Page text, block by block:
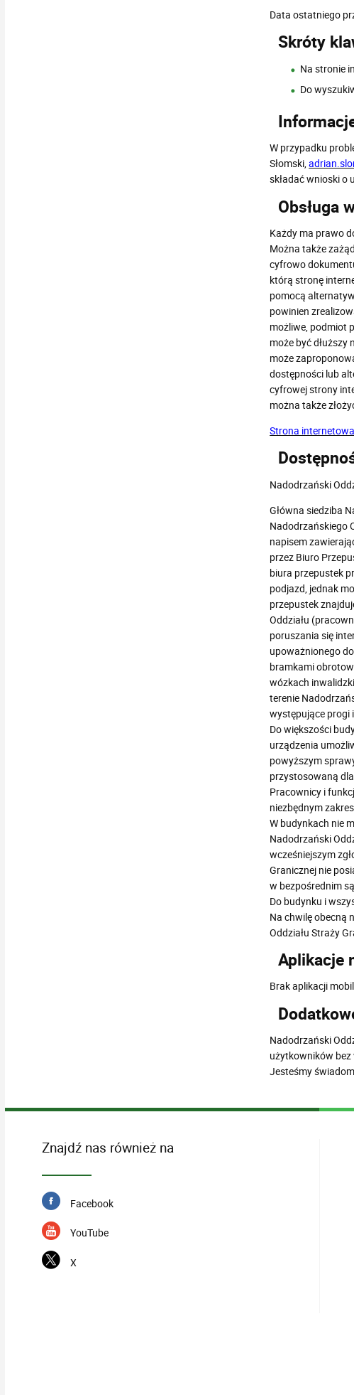
Data ostatniego
Skróty
Na stronie
Do
W przypadku
Słomski,
składać wnioski o
Obsługa
Każdy ma prawo
Można także
cyfrowo
którą stronę
pomocą
powinien
możliwe, podmiot
może być
może
dostępności lub
cyfrowej strony
można także
Strona
Nadodrzański
Główna siedziba
Nadodrzańskiego
napisem
przez Biuro
biura przepustek
podjazd, jednak
przepustek
Oddziału
poruszania się
upoważnionego
bramkami
wózkach
terenie
występujące progi
Do większości
urządzenia
powyższym
przystosowaną
Pracownicy i
niezbędnym
W budynkach nie
Nadodrzański
wcześniejszym
Granicznej nie
w bezpośrednim
Do budynku i
Na chwilę obecną
Oddziału Straży
Aplikacje
Brak aplikacji
Nadodrzański
użytkowników bez
Jesteśmy
Znajdź nas również na
Facebook
YouTube
X